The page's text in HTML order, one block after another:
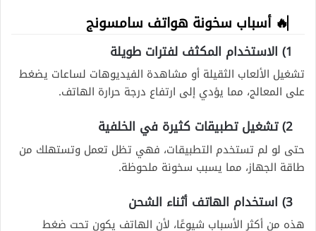
🔥 أسباب سخونة هواتف سامسونج
1) الاستخدام المكثف لفترات طويلة
تشغيل الألعاب الثقيلة أو مشاهدة الفيديوهات لساعات يضغط
على المعالج، مما يؤدي إلى ارتفاع درجة حرارة الهاتف.
2) تشغيل تطبيقات كثيرة في الخلفية
حتى لو لم تستخدم التطبيقات، فهي تظل تعمل وتستهلك من
طاقة الجهاز، مما يسبب سخونة ملحوظة.
3) استخدام الهاتف أثناء الشحن
هذه من أكثر الأسباب شيوعًا، لأن الهاتف يكون تحت ضغط